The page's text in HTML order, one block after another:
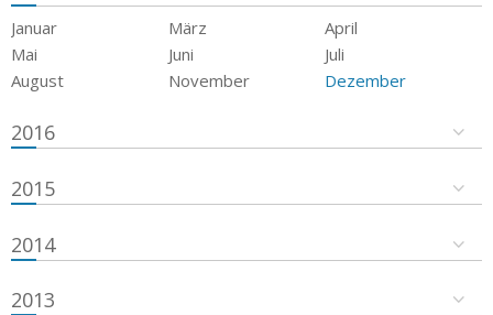
Januar März
April
Mai
Juni
Juli
August
November Dezember
2016
2015
2014
2013